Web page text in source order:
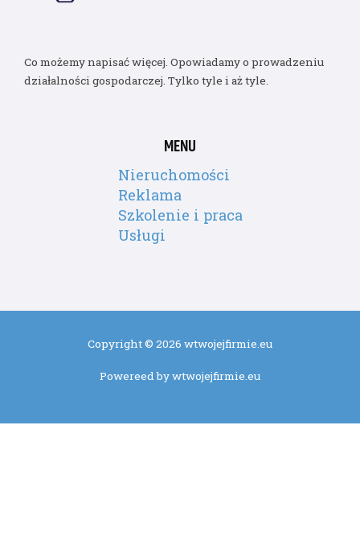
Co możemy napisać więcej. Opowiadamy o prowadzeniu
działalności gospodarczej. Tylko tyle i aż tyle.
MENU
Nieruchomości
Reklama
Szkolenie i praca
Usługi
Copyright © 2026 wtwojejfirmie.eu
Powereed by wtwojejfirmie.eu